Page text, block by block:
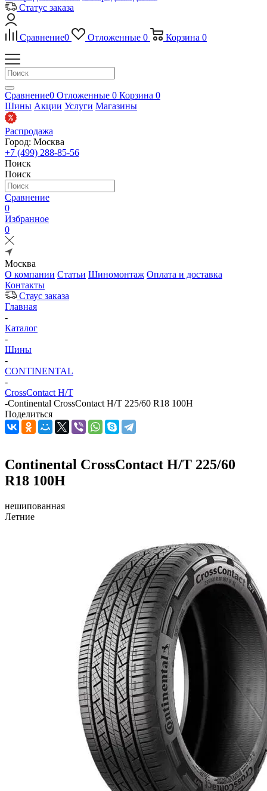
Статус заказа
Сравнение0 Отложенные 0 Корзина 0
Сравнение0 Отложенные 0 Корзина 0
Шины Акции Услуги Магазины
Распродажа
Город: Москва
+7 (499) 288-85-56
Поиск
Поиск
Сравнение
0
Избранное
0
Москва
О компании Статьи Шиномонтаж Оплата и доставка
Контакты
Стаус заказа
Главная
-
Каталог
-
Шины
-
CONTINENTAL
-
CrossContact H/T
-Continental CrossContact H/T 225/60 R18 100H
Поделиться
Continental CrossContact H/T 225/60
R18 100H
нешипованная
Летние